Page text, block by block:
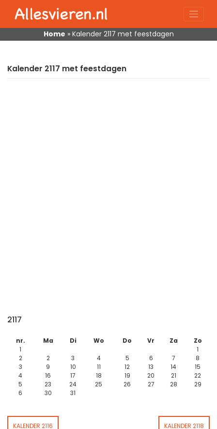
content
Home » Kalender 2117 met feestdagen
Kalender 2117 met feestdagen
2117
nr. Ma Di Wo Do Vr Za
Zo
1
1
2
2 3 4 5 6 7
8
3
9 10 11 12 13 14
15
4
16 17 18 19 20 21
22
5
23 24 25 26 27 28
29
6
30 31
KALENDER 2116 KALENDER 2118